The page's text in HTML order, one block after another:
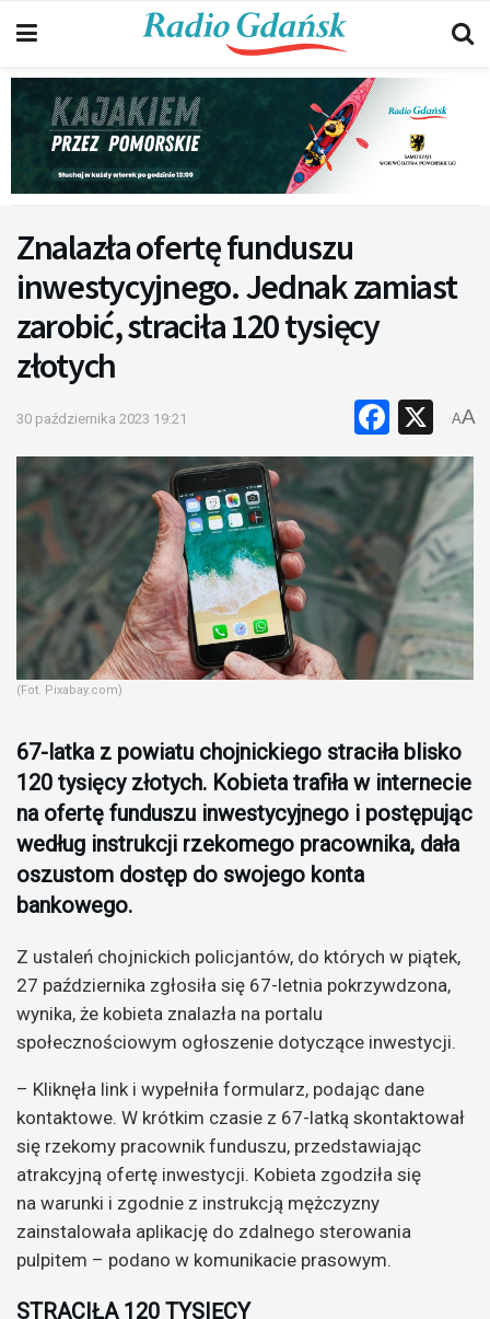
Znalazła ofertę funduszu
inwestycyjnego. Jednak zamiast
zarobić, straciła 120 tysięcy
złotych
30 października 2023 19:21 X
AA
(Fot. Pixabay.com)
67-latka z powiatu chojnickiego straciła blisko
120 tysięcy złotych. Kobieta trafiła w internecie
na ofertę funduszu inwestycyjnego i postępując
według instrukcji rzekomego pracownika, dała
oszustom dostęp do swojego konta
bankowego.
Z ustaleń chojnickich policjantów, do których w piątek,
27 października zgłosiła się 67-letnia pokrzywdzona,
wynika, że kobieta znalazła na portalu
społecznościowym ogłoszenie dotyczące inwestycji.
– Kliknęła link i wypełniła formularz, podając dane
kontaktowe. W krótkim czasie z 67-latką skontaktował
się rzekomy pracownik funduszu, przedstawiając
atrakcyjną ofertę inwestycji. Kobieta zgodziła się
na warunki i zgodnie z instrukcją mężczyzny
zainstalowała aplikację do zdalnego sterowania
pulpitem – podano w komunikacie prasowym.
STRACIŁA 120 TYSIĘCY